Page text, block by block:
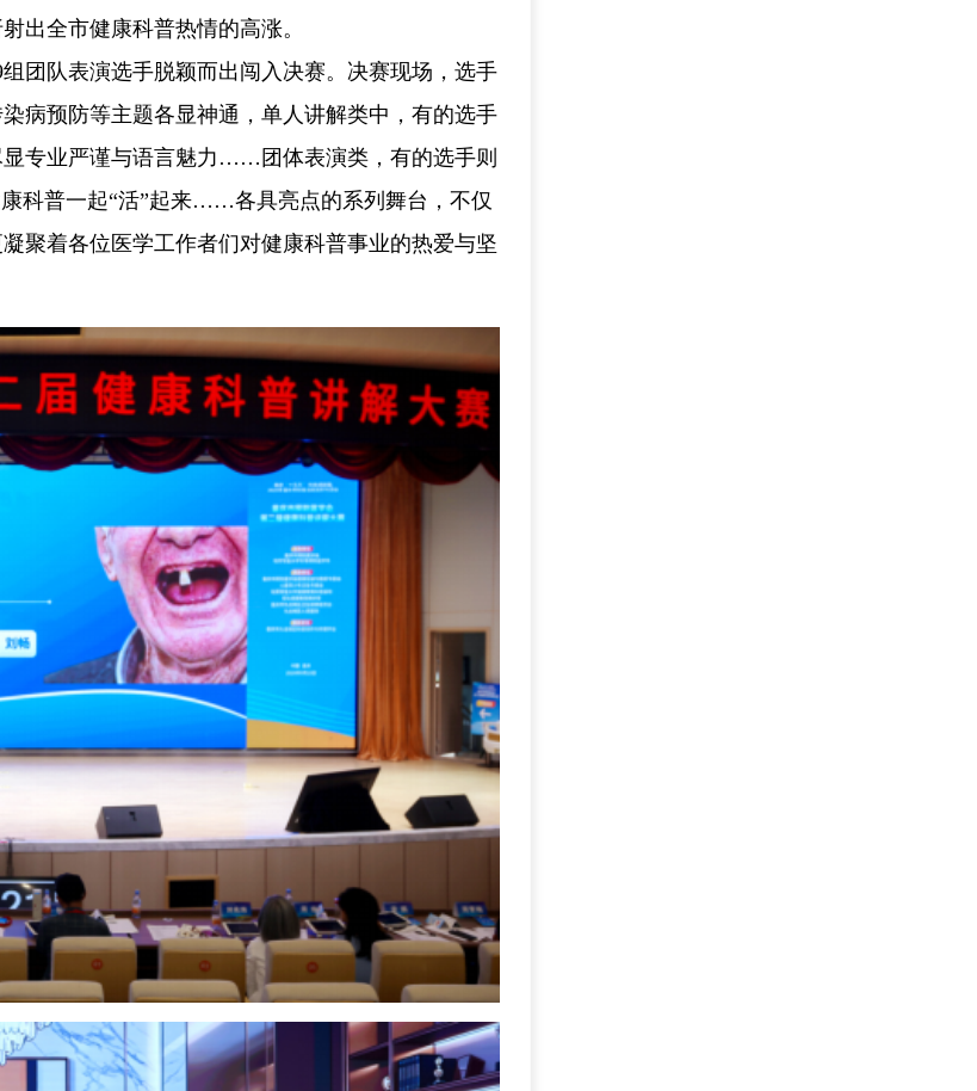
出全市健康科普热情的高涨。
团队表演选手脱颖而出闯入决赛。决赛现场，选手
病预防等主题各显神通，单人讲解类中，有的选手
专业严谨与语言魅力……团体表演类，有的选手则
科普一起“活”起来……各具亮点的系列舞台，不仅
聚着各位医学工作者们对健康科普事业的热爱与坚